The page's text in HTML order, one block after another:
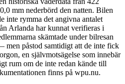
mm nederbörd den natten. Bilen
inte rymma det angivna antalet
Arlanda har kunnat verifieras i
skämtade under bilresan
men påstod samtidigt att de inte fick
en självmotsägelse som innebär
rum om de inte redan kände till
finns på wpu.nu.